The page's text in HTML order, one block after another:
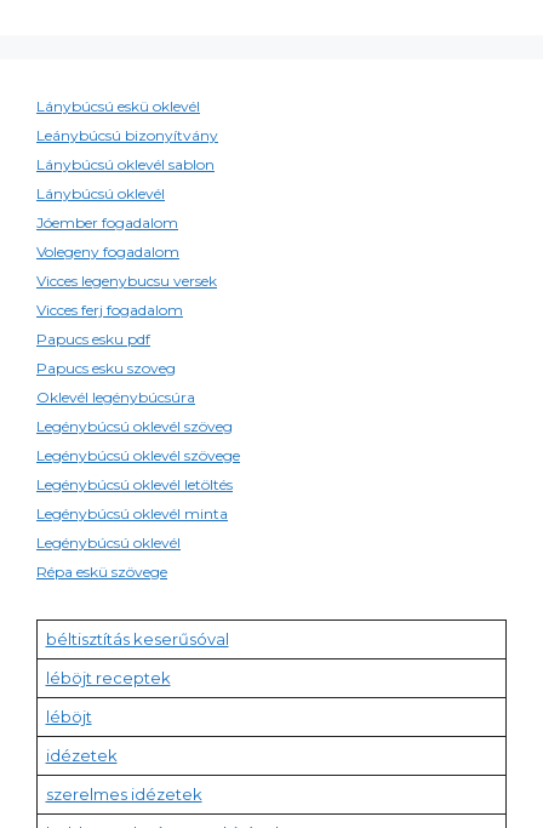
Lánybúcsú eskü oklevél
Leánybúcsú bizonyítvány
Lánybúcsú oklevél sablon
Lánybúcsú oklevél
Jóember fogadalom
Volegeny fogadalom
Vicces legenybucsu versek
Vicces ferj fogadalom
Papucs esku pdf
Papucs esku szoveg
Oklevél legénybúcsúra
Legénybúcsú oklevél szöveg
Legénybúcsú oklevél szövege
Legénybúcsú oklevél letöltés
Legénybúcsú oklevél minta
Legénybúcsú oklevél
Répa eskü szövege
béltisztítás keserűsóval
léböjt receptek
léböjt
idézetek
szerelmes idézetek